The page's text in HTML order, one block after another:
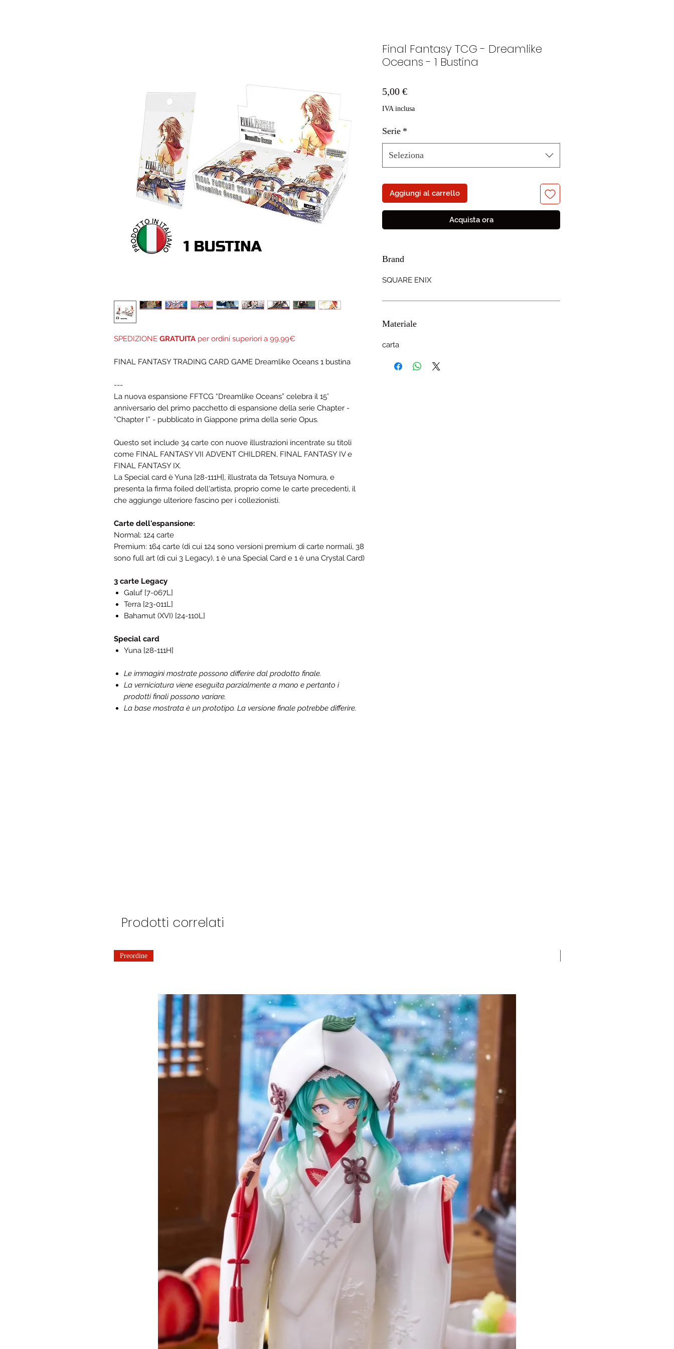
SPEDIZIONE GRATUITA per ordini superiori a 99,99€
FINAL FANTASY TRADING CARD GAME Dreamlike Oceans 1 bustina
---
La nuova espansione FFTCG “Dreamlike Oceans” celebra il 15°
anniversario del primo pacchetto di espansione della serie Chapter -
“Chapter I” - pubblicato in Giappone prima della serie Opus.
Questo set include 34 carte con nuove illustrazioni incentrate su titoli
come FINAL FANTASY VII ADVENT CHILDREN, FINAL FANTASY IV e
FINAL FANTASY IX.
La Special card è Yuna [28-111H], illustrata da Tetsuya Nomura, e
presenta la firma foiled dell'artista, proprio come le carte precedenti, il
che aggiunge ulteriore fascino per i collezionisti.
Carte dell'espansione:
Normal: 124 carte
Premium: 164 carte (di cui 124 sono versioni premium di carte normali, 38
sono full art (di cui 3 Legacy), 1 è una Special Card e 1 è una Crystal Card)
3 carte Legacy
Galuf [7-067L]
Terra [23-011L]
Bahamut (XVI) [24-110L]
Special card
Yuna [28-111H]
Le immagini mostrate possono differire dal prodotto finale.
La verniciatura viene eseguita parzialmente a mano e pertanto i
prodotti finali possono variare.
La base mostrata è un prototipo. La versione finale potrebbe differire.
Final Fantasy TCG - Dreamlike
Oceans - 1 Bustina
5,00 €Prezzo
IVA inclusa
Serie *
Seleziona
Aggiungi al carrello
Acquista ora
Brand
SQUARE ENIX
Materiale
carta
Prodotti correlati
Preordine